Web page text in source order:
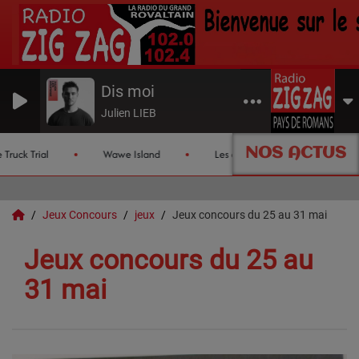
Dis moi
Julien LIEB
NOS ACTUS
Trial Wawe Island Les chroniques de l'été
Jeux Concours jeux Jeux concours du 25 au 31 mai
Jeux concours du 25 au
31 mai